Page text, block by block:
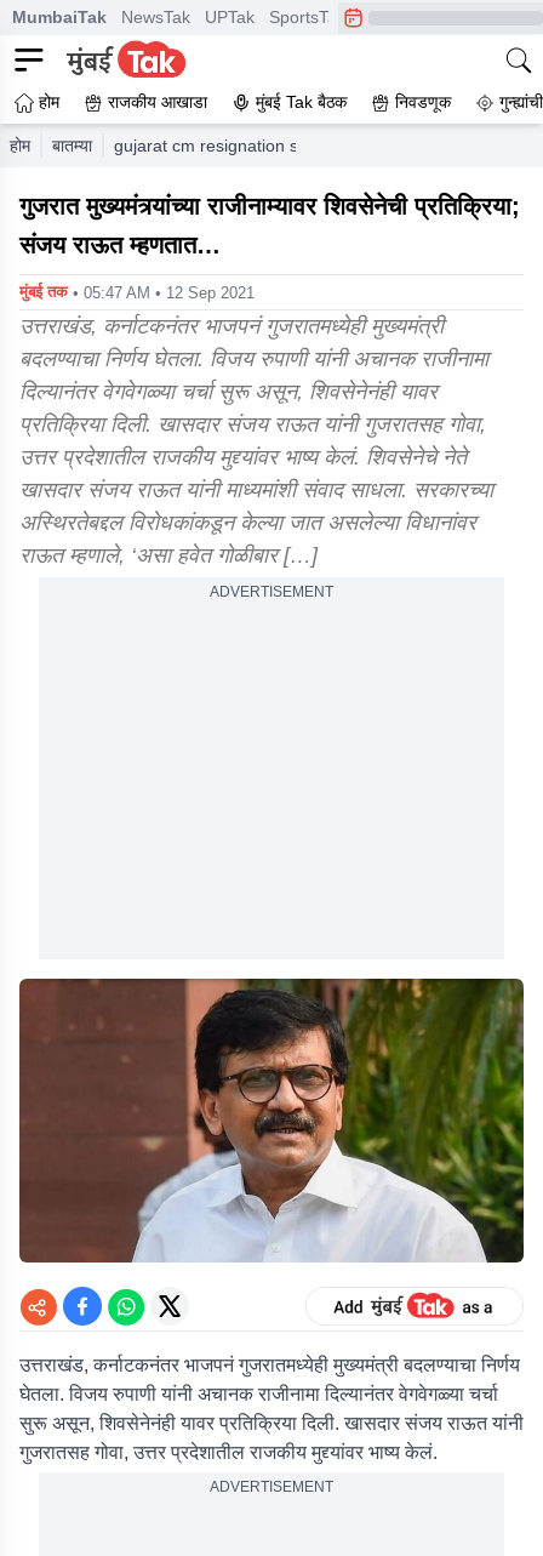
MumbaiTak NewsTak UPTak SportsTak CrimeTak
होम राजकीय आखाडा मुंबई Tak बैठक निवडणूक
होम बातम्या gujarat cm resignation shiv sena leader sanjay raut
गुजरात मुख्यमंत्र्यांच्या राजीनाम्यावर शिवसेनेची प्रतिक्रिया;
संजय राऊत म्हणतात…
मुंबई तक • 05:47 AM • 12 Sep 2021
उत्तराखंड, कर्नाटकनंतर भाजपनं गुजरातमध्येही मुख्यमंत्री
बदलण्याचा निर्णय घेतला. विजय रुपाणी यांनी अचानक राजीनामा
दिल्यानंतर वेगवेगळ्या चर्चा सुरू असून, शिवसेनेनंही यावर
प्रतिक्रिया दिली. खासदार संजय राऊत यांनी गुजरातसह गोवा,
उत्तर प्रदेशातील राजकीय मुद्द्यांवर भाष्य केलं. शिवसेनेचे नेते
खासदार संजय राऊत यांनी माध्यमांशी संवाद साधला. सरकारच्या
अस्थिरतेबद्दल विरोधकांकडून केल्या जात असलेल्या विधानांवर
राऊत म्हणाले, ‘असा हवेत गोळीबार […]
ADVERTISEMENT
उत्तराखंड, कर्नाटकनंतर भाजपनं गुजरातमध्येही मुख्यमंत्री बदलण्याचा निर्णय
घेतला. विजय रुपाणी यांनी अचानक राजीनामा दिल्यानंतर वेगवेगळ्या चर्चा
सुरू असून, शिवसेनेनंही यावर प्रतिक्रिया दिली. खासदार संजय राऊत यांनी
गुजरातसह गोवा, उत्तर प्रदेशातील राजकीय मुद्द्यांवर भाष्य केलं.
ADVERTISEMENT